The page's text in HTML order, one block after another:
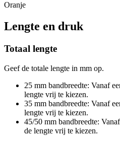
Oranje
Lengte en druk
Totaal lengte
Geef de totale lengte in mm op.
25 mm bandbreedte: Vanaf
lengte vrij te kiezen.
35 mm bandbreedte: Vanaf
lengte vrij te kiezen.
45/50 mm bandbreedte:
de lengte vrij te kiezen.